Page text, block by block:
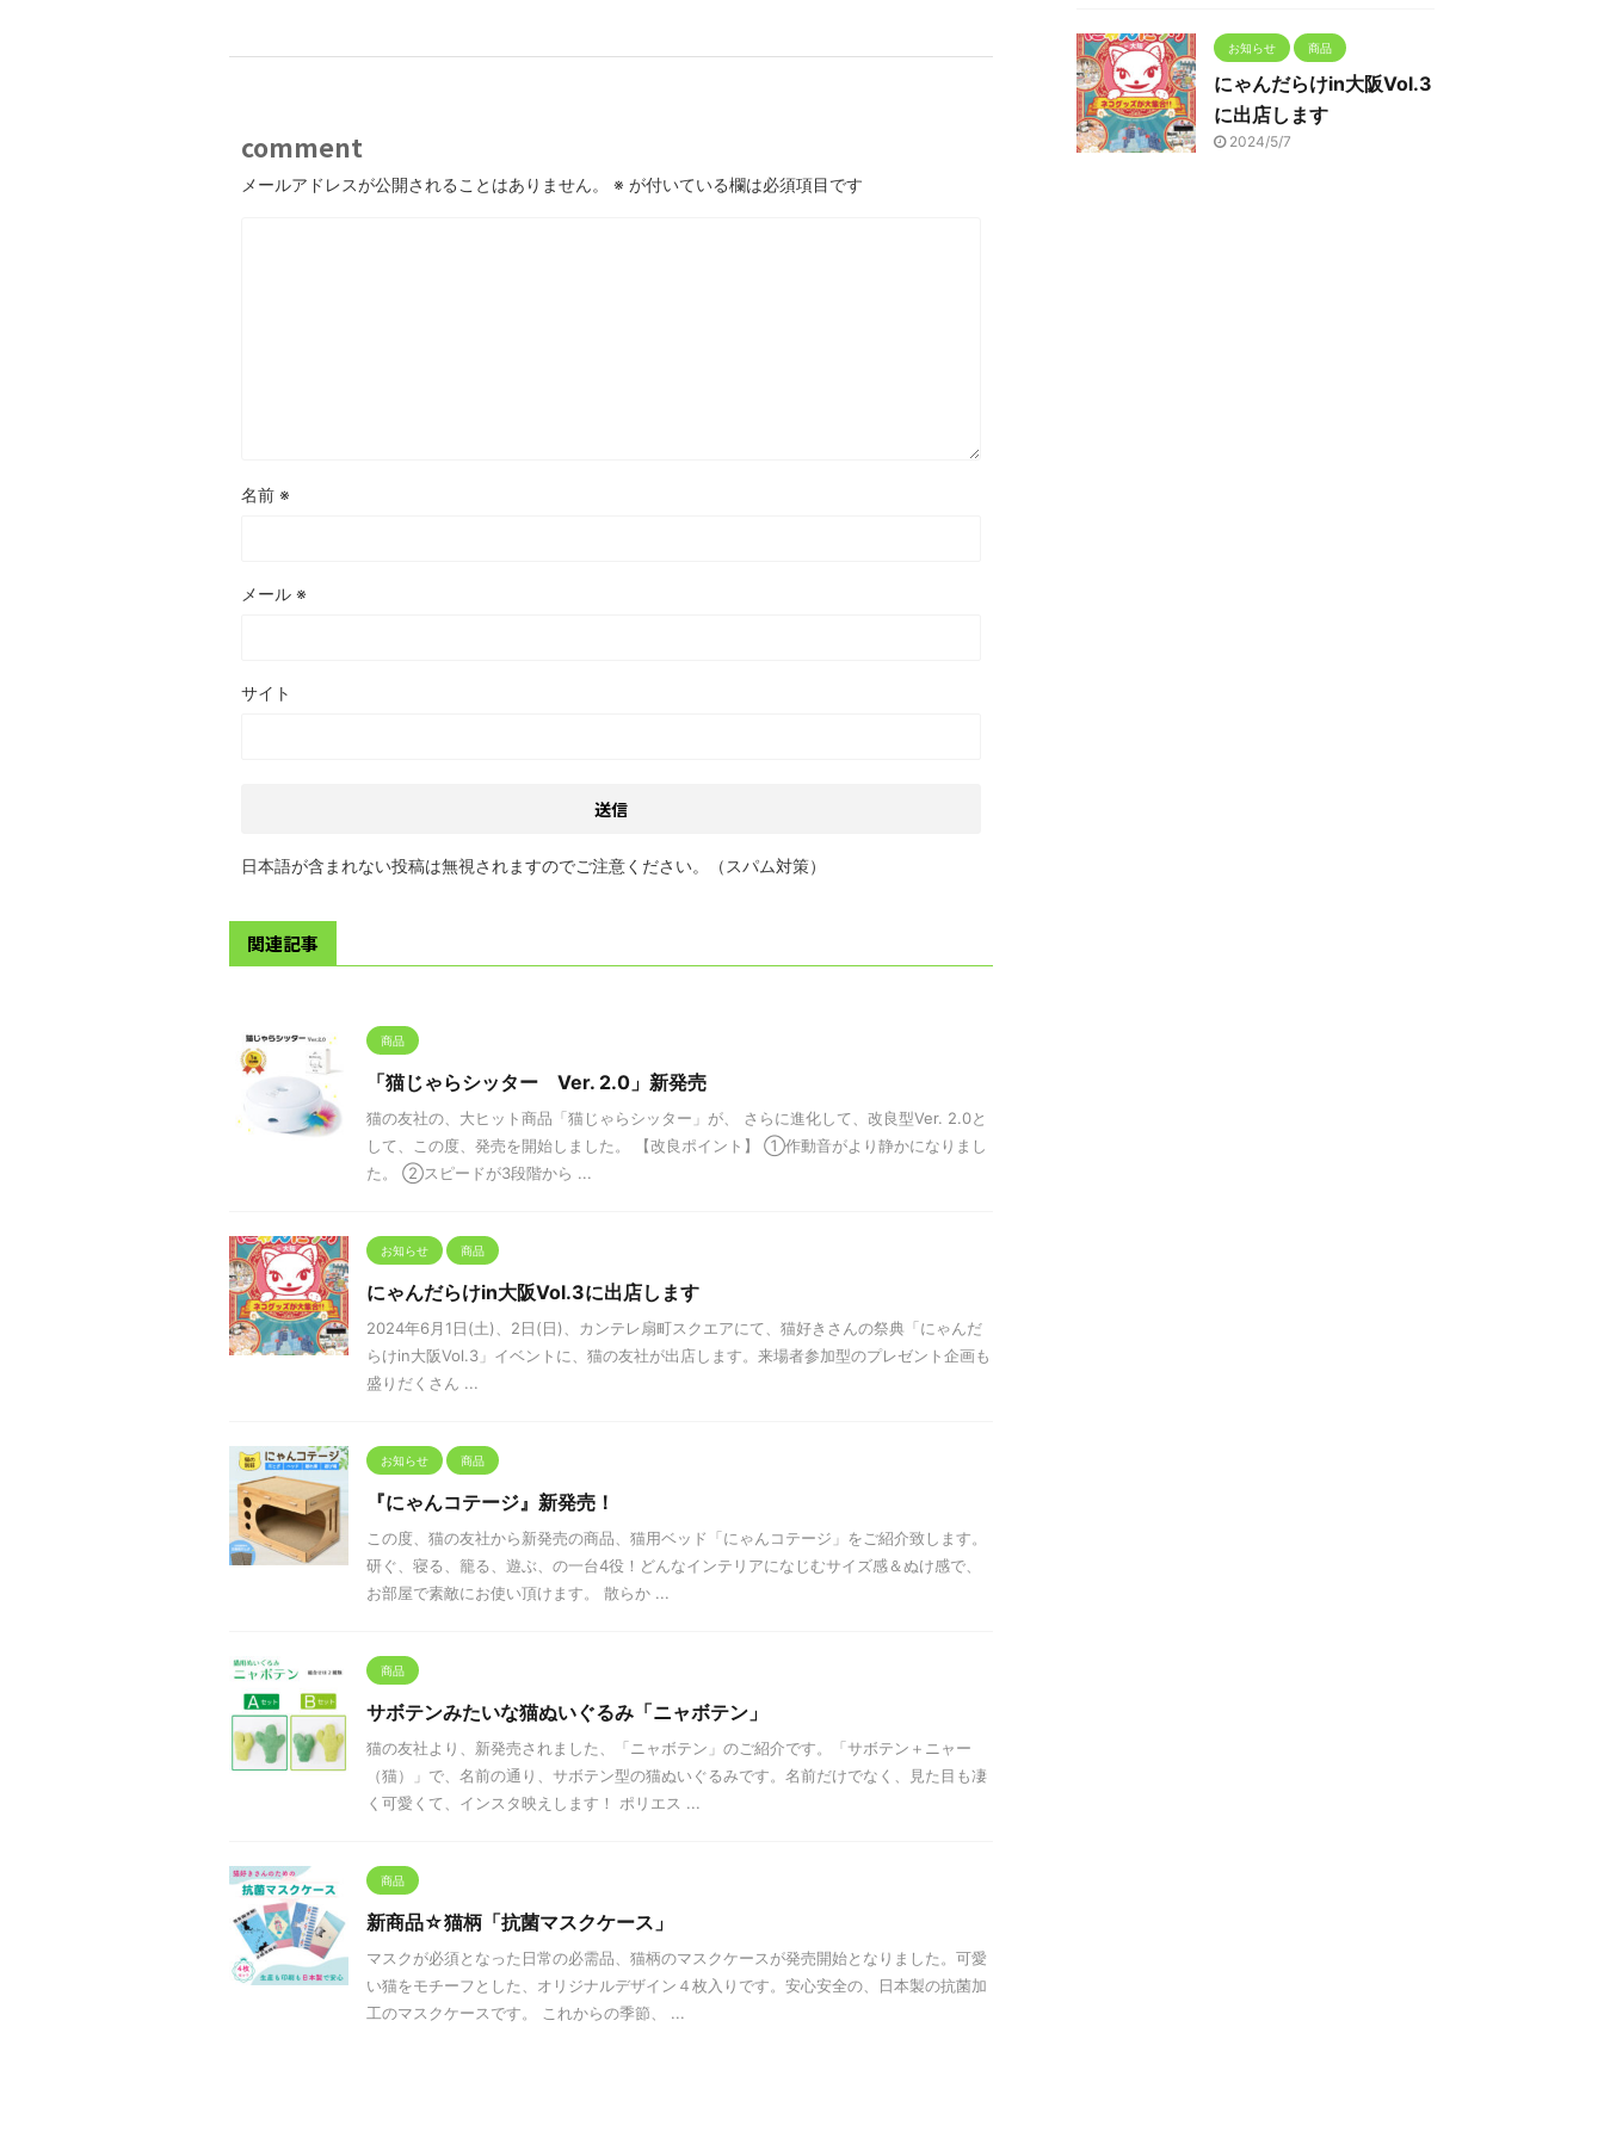
comment
メールアドレスが公開されることはありません。 ※ が付いている欄は必須項目です
名前 ※
メール ※
サイト
日本語が含まれない投稿は無視されますのでご注意ください。（スパム対策）
関連記事
商品
「猫じゃらシッター Ver. 2.0」新発売
猫の友社の、大ヒット商品「猫じゃらシッター」が、 さらに進化して、改良型Ver. 2.0と
して、この度、発売を開始しました。 【改良ポイント】 ①作動音がより静かになりまし
た。 ②スピードが3段階から ...
お知らせ 商品
にゃんだらけin大阪Vol.3に出店します
2024年6月1日(土)、2日(日)、カンテレ扇町スクエアにて、猫好きさんの祭典「にゃんだ
らけin大阪Vol.3」イベントに、猫の友社が出店します。来場者参加型のプレゼント企画も
盛りだくさん ...
お知らせ 商品
『にゃんコテージ』新発売！
この度、猫の友社から新発売の商品、猫用ベッド「にゃんコテージ」をご紹介致します。
研ぐ、寝る、籠る、遊ぶ、の一台4役！どんなインテリアになじむサイズ感＆ぬけ感で、
お部屋で素敵にお使い頂けます。 散らか ...
商品
サボテンみたいな猫ぬいぐるみ「ニャボテン」
猫の友社より、新発売されました、「ニャボテン」のご紹介です。「サボテン＋ニャー
（猫）」で、名前の通り、サボテン型の猫ぬいぐるみです。名前だけでなく、見た目も凄
く可愛くて、インスタ映えします！ ポリエス ...
商品
新商品☆猫柄「抗菌マスクケース」
マスクが必須となった日常の必需品、猫柄のマスクケースが発売開始となりました。可愛
い猫をモチーフとした、オリジナルデザイン４枚入りです。安心安全の、日本製の抗菌加
工のマスクケースです。 これからの季節、 ...
お知らせ 商品
にゃんだらけin大阪Vol.3
に出店します
2024/5/7